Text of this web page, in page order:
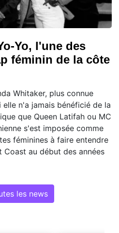
Yo, l'une des
féminin de la côte
Whitaker, plus connue
elle n'a jamais bénéficié de la
que Queen Latifah ou MC
s'est imposée comme
féminines à faire entendre
Coast au début des années
les news